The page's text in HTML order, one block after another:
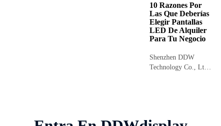
especializado en
pantallas LED con
sede en Shenzhen.
Bienvenidos a...
10 Razones Por
Las Que Deberías
Elegir Pantallas
LED De Alquiler
Para Tu Negocio
Shenzhen DDW
Technology Co., Ltd.